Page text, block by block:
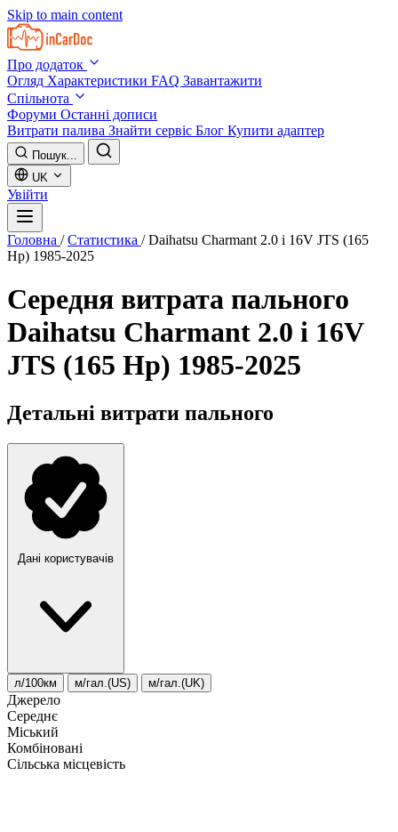
Skip to main content
Про додаток
Огляд Характеристики FAQ Завантажити
Спільнота
Форуми Останні дописи
Витрати палива Знайти сервіс Блог Купити адаптер
Пошук...
UK
Увійти
Головна / Статистика / Daihatsu Charmant 2.0 i 16V JTS (165
Hp) 1985-2025
Середня витрата пального
Daihatsu Charmant 2.0 i 16V
JTS (165 Hp) 1985-2025
Детальні витрати пального
Дані користувачів
л/100км м/гал.(US) м/гал.(UK)
Джерело
Середнє
Міський
Комбіновані
Сільська місцевість